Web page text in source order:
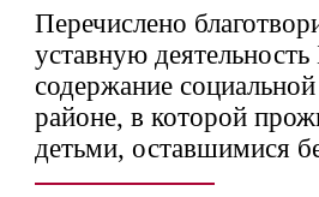
Перечислено
уставную
содержание
районе, в которой
детьми, оставшимися